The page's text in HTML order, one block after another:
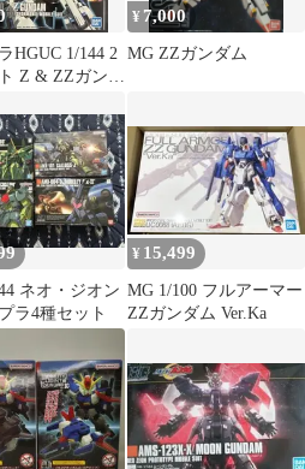
HGUC 1/144 2
Z & ZZガンダ
¥ 7,000
MG ZZガンダム
ネオ・ジオン
ラ4種セット
¥ 15,499
MG 1/100 フルアーマー
ZZガンダム Ver.Ka